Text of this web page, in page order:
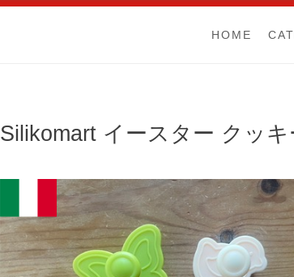
HOME
Silikomart イースター クッ